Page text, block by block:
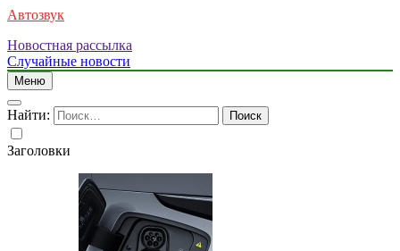
Автозвук
Новостная рассылка
Случайные новости
Меню
Найти:
Заголовки